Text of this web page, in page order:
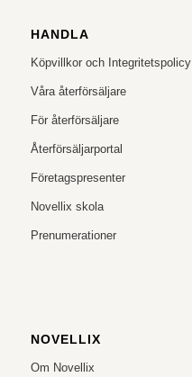
HANDLA
Köpvillkor och Integritetspolicy
Våra återförsäljare
För återförsäljare
Återförsäljarportal
Företagspresenter
Novellix skola
Prenumerationer
NOVELLIX
Om Novellix